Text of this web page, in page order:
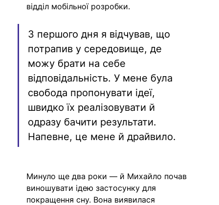
відділ мобільної розробки.
З першого дня я відчував, що
потрапив у середовище, де
можу брати на себе
відповідальність. У мене була
свобода пропонувати ідеї,
швидко їх реалізовувати й
одразу бачити результати.
Напевне, це мене й драйвило.
Минуло ще два роки — й Михайло почав
виношувати ідею застосунку для
покращення сну. Вона виявилася